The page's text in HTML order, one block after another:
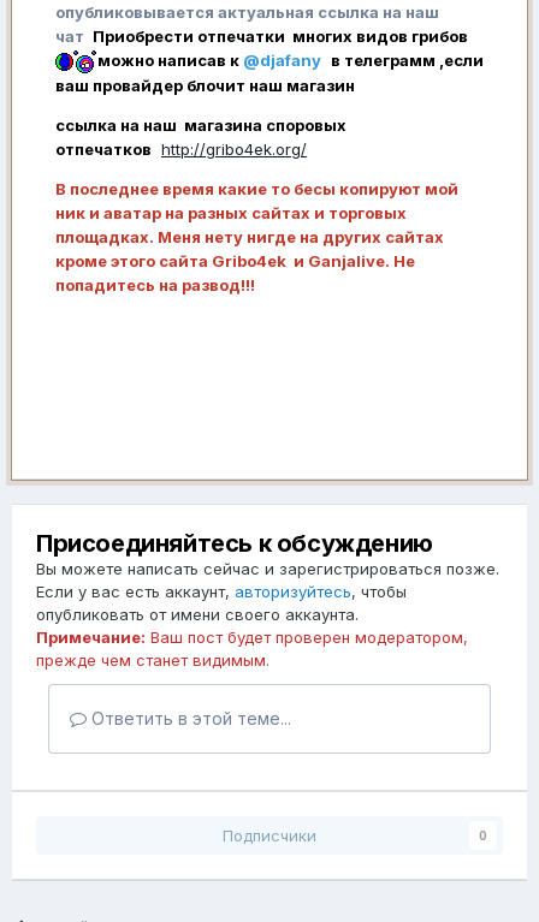
опубликовывается актуальная ссылка на наш
чат Приобрести отпечатки многих видов грибов
можно написав к @djafany в телеграмм ,если
ваш провайдер блочит наш магазин
ссылка на наш магазина споровых
отпечатков http://gribo4ek.org/
В последнее время какие то бесы копируют мой
ник и аватар на разных сайтах и торговых
площадках. Меня нету нигде на других сайтах
кроме этого сайта Gribo4ek и Ganjalive. Не
попадитесь на развод!!!
Присоединяйтесь к обсуждению
Вы можете написать сейчас и зарегистрироваться позже.
Если у вас есть аккаунт, авторизуйтесь, чтобы
опубликовать от имени своего аккаунта.
Примечание: Ваш пост будет проверен модератором,
прежде чем станет видимым.
Ответить в этой теме...
Подписчики 0